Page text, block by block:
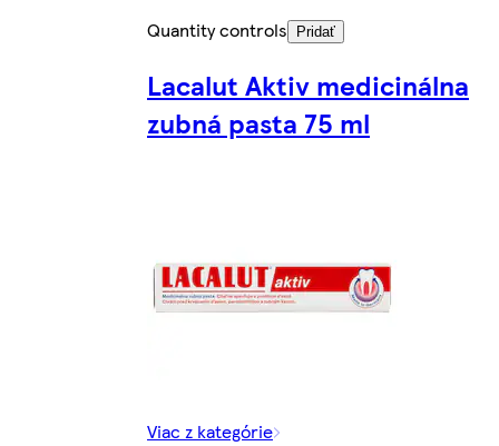
Quantity controls
Pridať
Lacalut Aktiv medicinálna
zubná pasta 75 ml
Viac z kategórie